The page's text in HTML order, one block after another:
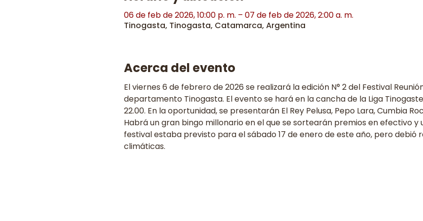
06 de feb de 2026, 10:00 p. m. – 07 de feb de 2026, 2:00 a. m.
Tinogasta, Tinogasta, Catamarca, Argentina
Acerca del evento
El viernes 6 de febrero de 2026 se realizará la edición N° 2 del Festival
departamento Tinogasta. El evento se hará en la cancha de la Liga
22.00. En la oportunidad, se presentarán El Rey Pelusa, Pepo Lara, Cumbia
Habrá un gran bingo millonario en el que se sortearán premios en efectivo y
festival estaba previsto para el sábado 17 de enero de este año, pero
climáticas.